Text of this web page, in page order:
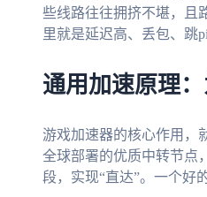
些线路往往拥挤不堪，且
里就是延迟高、丢包、跳
通用加速原理
游戏加速器的核心作用，
全球部署的优质中转节点
段，实现“直达”。一个好